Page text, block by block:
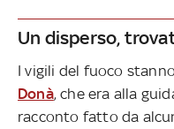
Un disperso,
I vigili del fuoco
Donà, che era alla
racconto fatto da